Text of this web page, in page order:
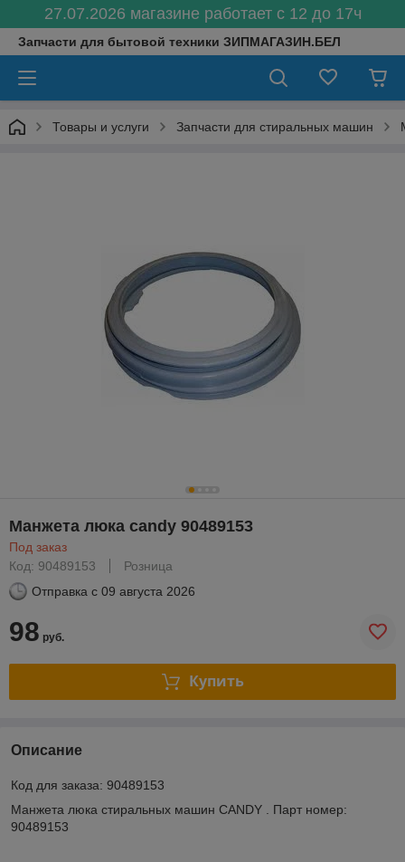
27.07.2026 магазине работает с 12 до 17ч
Запчасти для бытовой техники ЗИПМАГАЗИН.БЕЛ
Товары и услуги Запчасти для стиральных машин
Манжета люка candy 90489153
Под заказ
Код: 90489153
Розница
Отправка с 09 августа 2026
98 руб.
Купить
Описание
Код для заказа: 90489153
Манжета люка стиральных машин CANDY . Парт номер:
90489153